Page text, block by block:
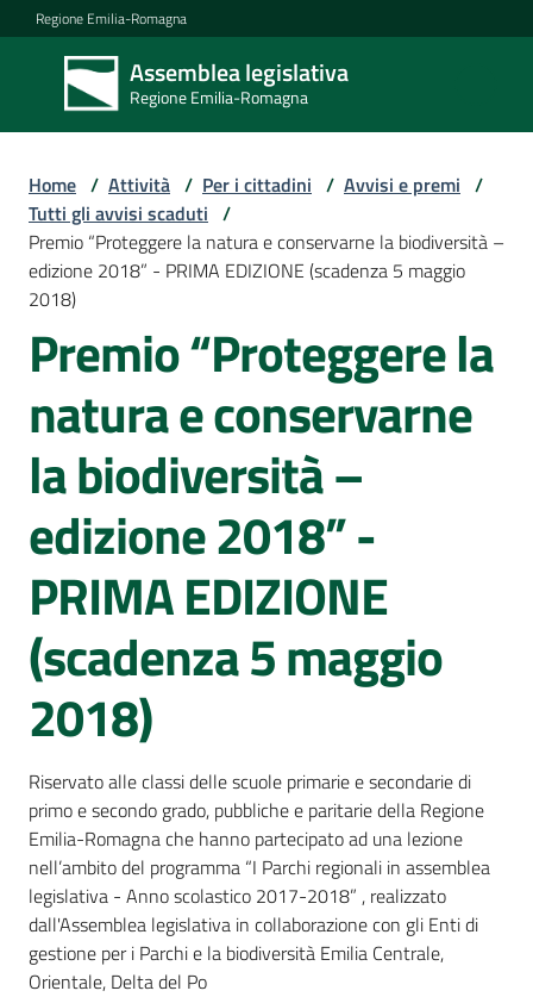
Vai al contenuto
Vai alla navigazione
Vai al footer
Regione Emilia-Romagna
Assemblea legislativa
Regione Emilia-Romagna
Assemblea
legislativa
Regione Emilia-
Assemblea
Attività
Per
media
Per
i
cittadini
Menu selezionato
Home / Attività / Per i cittadini / Avvisi e premi /
Tutti gli avvisi scaduti /
Premio “Proteggere la natura e conservarne la biodiversità –
edizione 2018” - PRIMA EDIZIONE (scadenza 5 maggio
2018)
Premio “Proteggere la
natura e conservarne
la biodiversità –
edizione 2018” -
PRIMA EDIZIONE
(scadenza 5 maggio
2018)
Riservato alle classi delle scuole primarie e secondarie di
primo e secondo grado, pubbliche e paritarie della Regione
Emilia-Romagna che hanno partecipato ad una lezione
nell’ambito del programma “I Parchi regionali in assemblea
legislativa - Anno scolastico 2017-2018” , realizzato
dall'Assemblea legislativa in collaborazione con gli Enti di
gestione per i Parchi e la biodiversità Emilia Centrale,
Orientale, Delta del Po